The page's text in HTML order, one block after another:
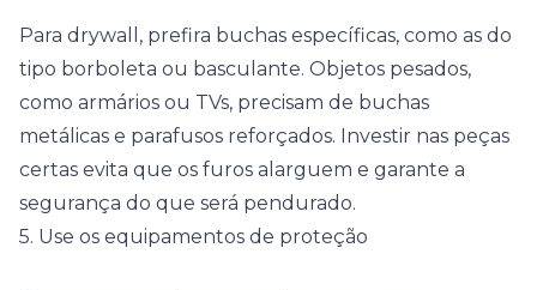
Para drywall, prefira buchas específicas, como as do
tipo borboleta ou basculante. Objetos pesados,
como armários ou TVs, precisam de buchas
metálicas e parafusos reforçados. Investir nas peças
certas evita que os furos alarguem e garante a
segurança do que será pendurado.
5. Use os equipamentos de proteção